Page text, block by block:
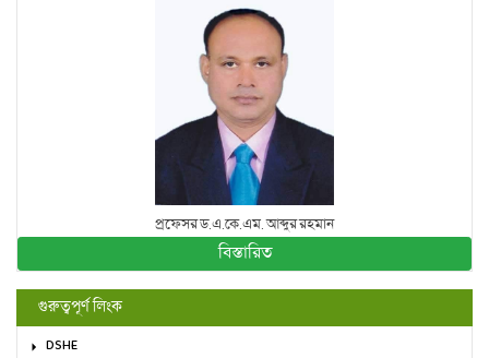
প্রফেসর ড.এ.কে.এম. আব্দুর রহমান
বিস্তারিত
গুরুত্বপূর্ণ লিংক
DSHE